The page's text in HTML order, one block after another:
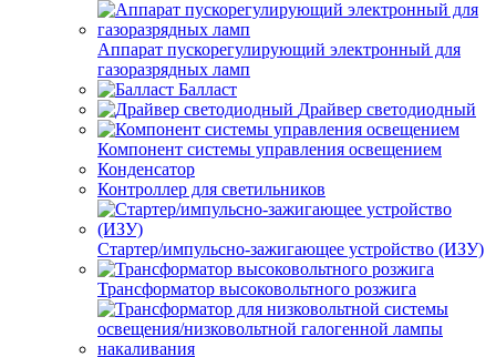
Аппарат пускорегулирующий электронный для
газоразрядных ламп
Балласт
Драйвер светодиодный
Компонент системы управления освещением
Конденсатор
Контроллер для светильников
Стартер/импульсно-зажигающее устройство (ИЗУ)
Трансформатор высоковольтного розжига